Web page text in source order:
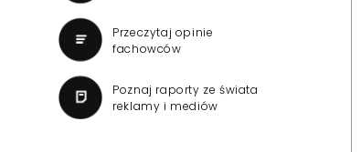
Przeczytaj opinie
fachowców
Poznaj raporty ze świata
reklamy i mediów